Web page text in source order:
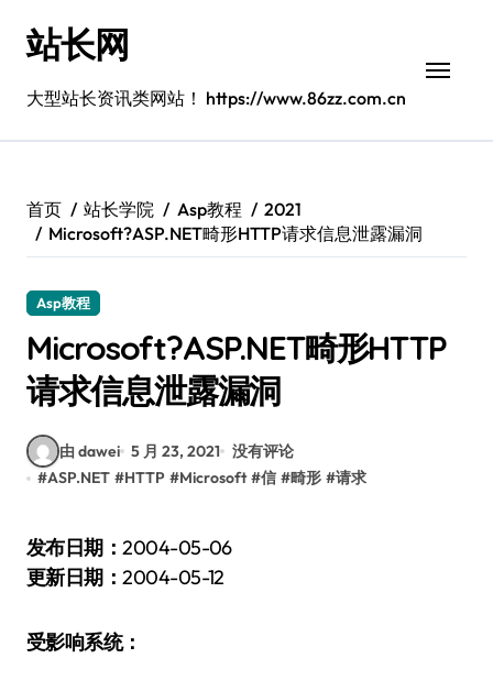
站长网
大型站长资讯类网站！ https://www.86zz.com.cn
首页 站长学院 Asp教程
2021
Microsoft?ASP.NET畸形HTTP请求信息泄露漏洞
Asp教程
Microsoft?ASP.NET畸形HTTP
请求信息泄露漏洞
由 dawei 5 月 23, 2021 没有评论
#ASP.NET #HTTP #Microsoft #信 #畸形 #请求
发布日期：2004-05-06
更新日期：2004-05-12
受影响系统：